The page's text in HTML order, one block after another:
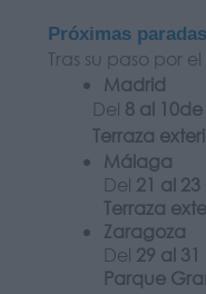
Próximas
Tras su paso por
Madrid
Del 8 al
Terraza
Málaga
Del 21 al
Terraza
Zaragoza
Del 29 al
Parque